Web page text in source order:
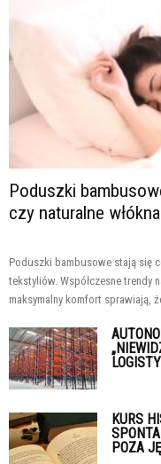
Poduszki
czy naturalne
Poduszki bambusowe stają się
tekstyliów. Współczesne trendy
maksymalny komfort sprawiają,
KURS
POZA